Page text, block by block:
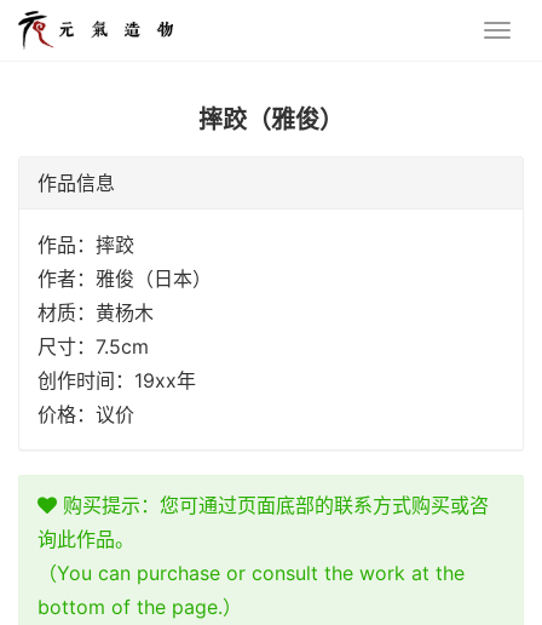
摔跤（雅俊）
作品信息
作品：摔跤
作者：雅俊（日本）
材质：黄杨木
尺寸：7.5cm
创作时间：19xx年
价格：议价
购买提示：您可通过页面底部的联系方式购买或咨
询此作品。
（You can purchase or consult the work at the
bottom of the page.）